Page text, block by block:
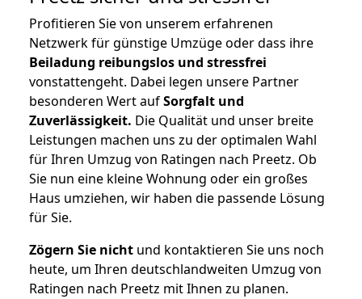
Profitieren Sie von unserem erfahrenen
Netzwerk für günstige Umzüge oder dass ihre
Beiladung reibungslos und stressfrei
vonstattengeht. Dabei legen unsere Partner
besonderen Wert aufSorgfalt und
Zuverlässigkeit. Die Qualität und unser breite
Leistungen machen uns zu der optimalen Wahl
für Ihren Umzug von Ratingen nach Preetz. Ob
Sie nun eine kleine Wohnung oder ein großes
Haus umziehen, wir haben die passende Lösung
für Sie.
Zögern Sie nicht und kontaktieren Sie uns noch
heute, um Ihren deutschlandweiten Umzug von
Ratingen nach Preetz mit Ihnen zu planen.